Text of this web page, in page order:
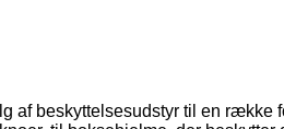
af beskyttelsesudstyr til en række